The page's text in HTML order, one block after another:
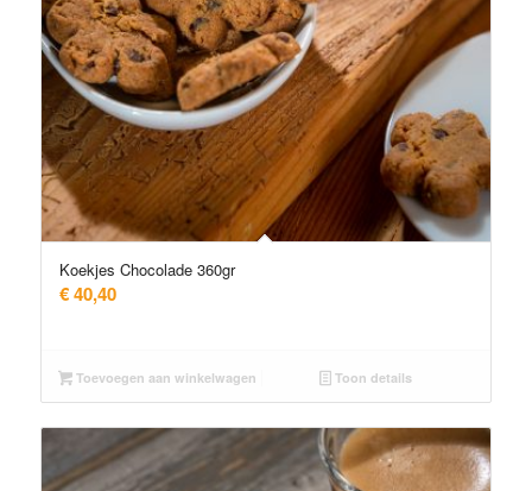
Koekjes Chocolade 360gr
€40,40
Toevoegen aan winkelwagen Toon details